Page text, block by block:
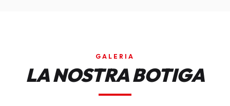
GALERIA
LA NOSTRA BOTIGA